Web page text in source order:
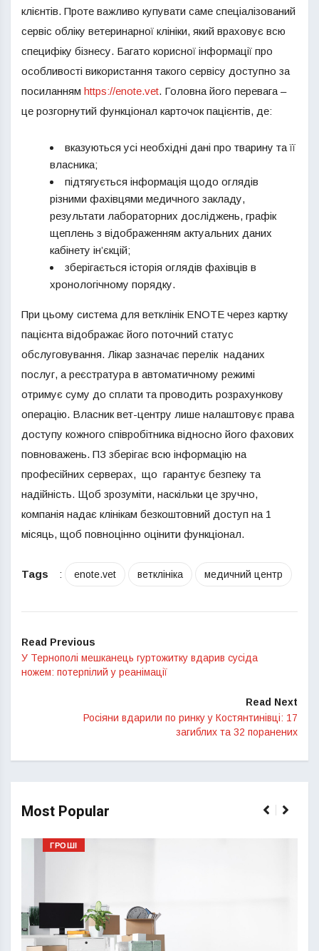
клієнтів. Проте важливо купувати саме спеціалізований
сервіс обліку ветеринарної клініки, який враховує всю
специфіку бізнесу. Багато корисної інформації про
особливості використання такого сервісу доступно за
посиланням https://enote.vet. Головна його перевага –
це розгорнутий функціонал карточок пацієнтів, де:
вказуються усі необхідні дані про тварину та її
власника;
підтягується інформація щодо оглядів
різними фахівцями медичного закладу,
результати лабораторних досліджень, графік
щеплень з відображенням актуальних даних
кабінету ін’єкцій;
зберігається історія оглядів фахівців в
хронологічному порядку.
При цьому система для ветклінік ENOTE через картку
пацієнта відображає його поточний статус
обслуговування. Лікар зазначає перелік наданих
послуг, а реєстратура в автоматичному режимі
отримує суму до сплати та проводить розрахункову
операцію. Власник вет-центру лише налаштовує права
доступу кожного співробітника відносно його фахових
повноважень. ПЗ зберігає всю інформацію на
професійних серверах, що гарантує безпеку та
надійність. Щоб зрозуміти, наскільки це зручно,
компанія надає клінікам безкоштовний доступ на 1
місяць, щоб повноцінно оцінити функціонал.
Tags : enote.vet ветклініка медичний центр
Read Previous
У Тернополі мешканець гуртожитку вдарив сусіда
ножем: потерпілий у реанімації
Read Next
Росіяни вдарили по ринку у Костянтинівці: 17
загиблих та 32 поранених
Most Popular
ГРОШІ